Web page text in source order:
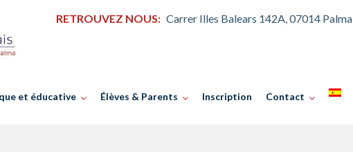
RETROUVEZ NOUS: Carrer Illes Balears 142A, 07014 Palma
et éducative Élèves & Parents Inscription Contact